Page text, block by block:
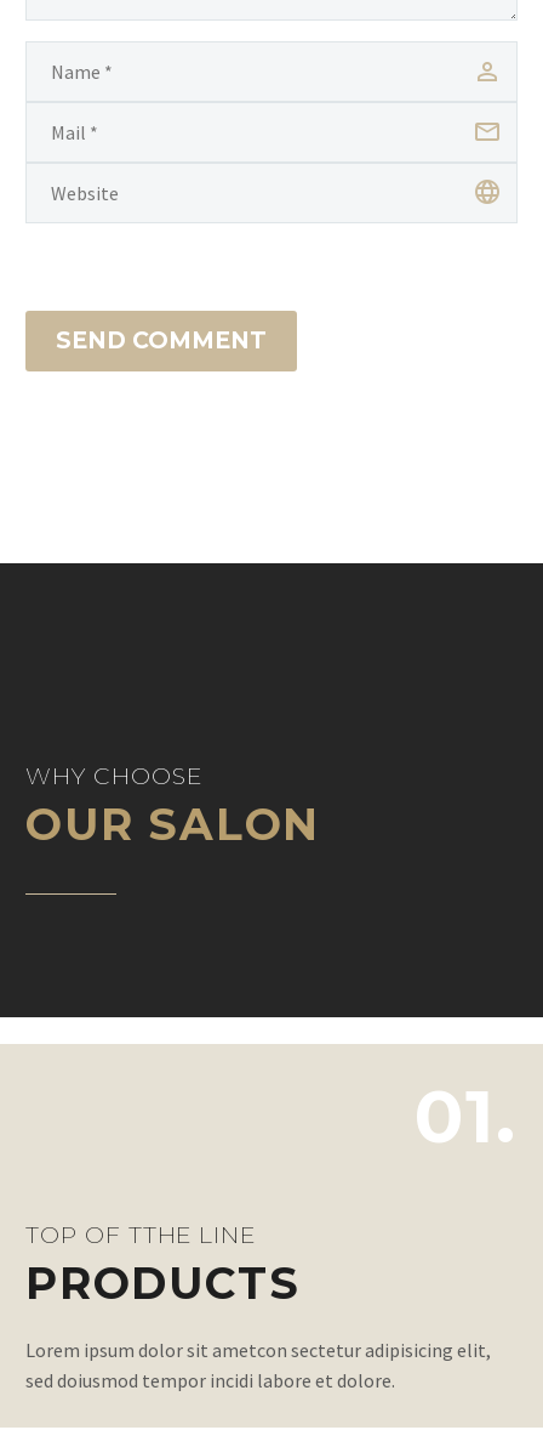
SEND COMMENT
WHY CHOOSE
OUR SALON
01.
TOP OF TTHE LINE
PRODUCTS
Lorem ipsum dolor sit ametcon sectetur adipisicing elit,
sed doiusmod tempor incidi labore et dolore.